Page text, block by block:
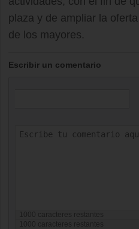
plaza y de ampliar la
de los mayores.
Escribir un comentario
caracteres restantes
caracteres restantes